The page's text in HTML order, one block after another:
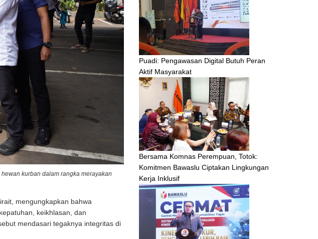
kurban dalam rangka merayakan
mengungkapkan bahwa
keikhlasan, dan
mendasari tegaknya integritas di
Puadi: Pengawasan Digital Butuh Peran
Aktif Masyarakat
Bersama Komnas Perempuan, Totok:
Komitmen Bawaslu Ciptakan Lingkungan
Kerja Inklusif